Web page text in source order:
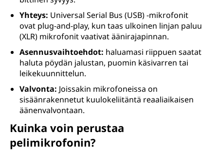
Yhteys: Universal Serial Bus (USB) -mikrofonit
ovat plug-and-play, kun taas ulkoinen linjan paluu
(XLR) mikrofonit vaativat äänirajapinnan.
Asennusvaihtoehdot: haluamasi riippuen saatat
haluta pöydän jalustan, puomin käsivarren tai
leikekuunnittelun.
Valvonta: Joissakin mikrofoneissa on
sisäänrakennetut kuulokeliitäntä reaaliaikaisen
äänenvalvontaan.
Kuinka voin perustaa
pelimikrofonin?